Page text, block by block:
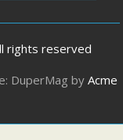
rights reserved
DuperMag by Acme